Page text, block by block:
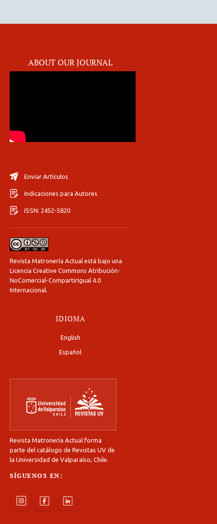
ABOUT OUR JOURNAL
Enviar Artículos
Indicaciones para Autores
ISSN: 2452-5820
Revista Matronería Actual está bajo una
Licencia Creative Commons Atribución-
NoComercial-CompartirIgual 4.0
Internacional.
IDIOMA
English
Español
Revista Matronería Actual forma
parte del catálogo de Revistas UV de
la Universidad de Valparaíso, Chile.
SÍGUENOS EN: